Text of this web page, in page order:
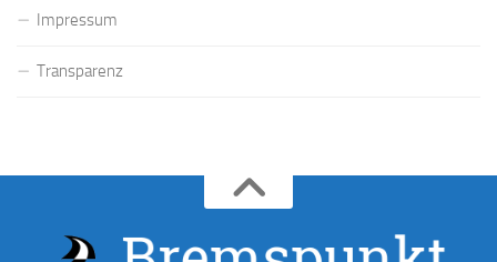
Impressum
Transparenz